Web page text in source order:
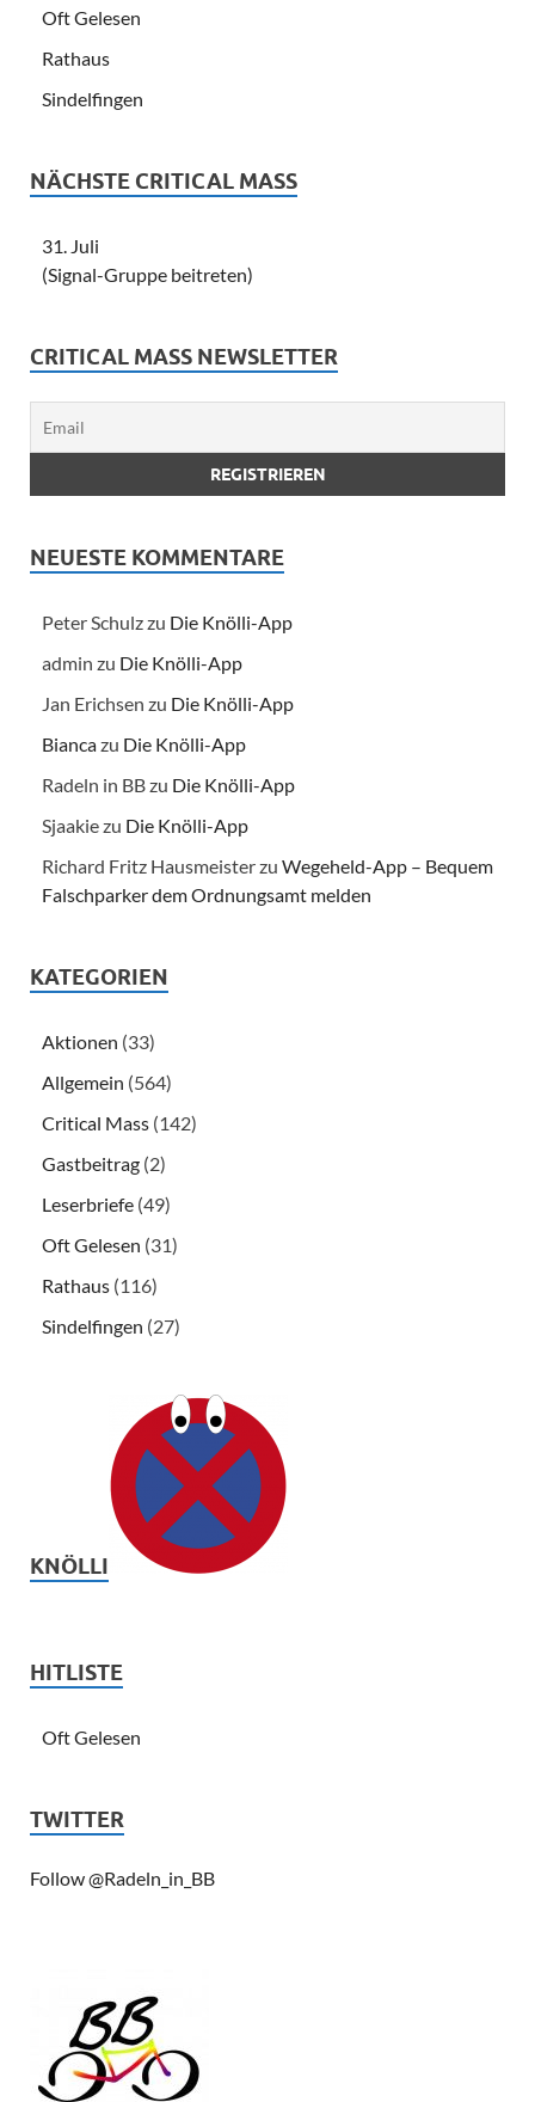
Oft Gelesen
Rathaus
Sindelfingen
NÄCHSTE CRITICAL MASS
31. Juli
(Signal-Gruppe beitreten)
CRITICAL MASS NEWSLETTER
NEUESTE KOMMENTARE
Peter Schulzzu Die Knölli-App
admin zu Die Knölli-App
Jan Erichsen zu Die Knölli-App
Biancazu Die Knölli-App
Radeln in BBzu Die Knölli-App
Sjaakiezu Die Knölli-App
Richard Fritz Hausmeisterzu Wegeheld-App – Bequem
Falschparker dem Ordnungsamt melden
KATEGORIEN
Aktionen (33)
Allgemein (564)
Critical Mass (142)
Gastbeitrag (2)
Leserbriefe (49)
Oft Gelesen (31)
Rathaus (116)
Sindelfingen (27)
KNÖLLI
HITLISTE
Oft Gelesen
TWITTER
Follow @Radeln_in_BB